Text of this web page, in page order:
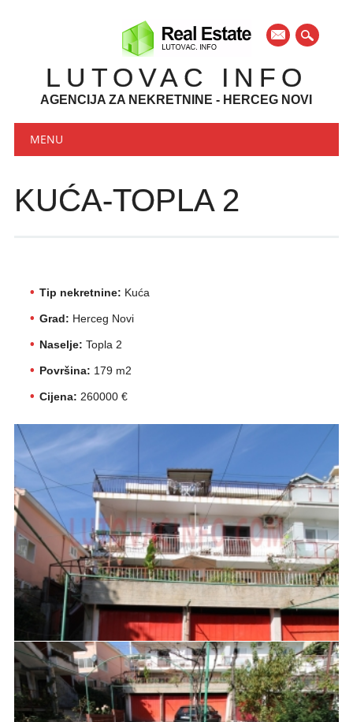
mail
LUTOVAC INFO
AGENCIJA ZA NEKRETNINE - HERCEG NOVI
Main menu
MENU
KUĆA-TOPLA 2
Tip nekretnine: Kuća
Grad: Herceg Novi
Naselje: Topla 2
Površina: 179 m2
Cijena: 260000 €